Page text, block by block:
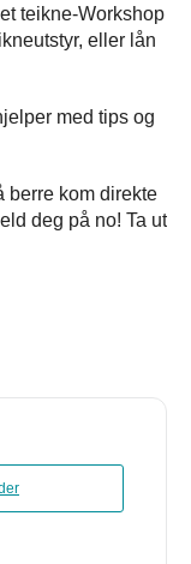
teikne-Workshop
eller lån
med tips og
berre kom direkte
deg på no! Ta ut